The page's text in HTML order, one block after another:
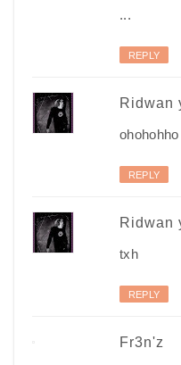
...
REPLY
Ridwan
ohohohho
REPLY
Ridwan
txh
REPLY
Fr3n'z